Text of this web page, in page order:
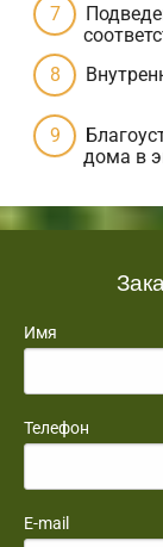
дома в
Имя
Телефон
E-mail